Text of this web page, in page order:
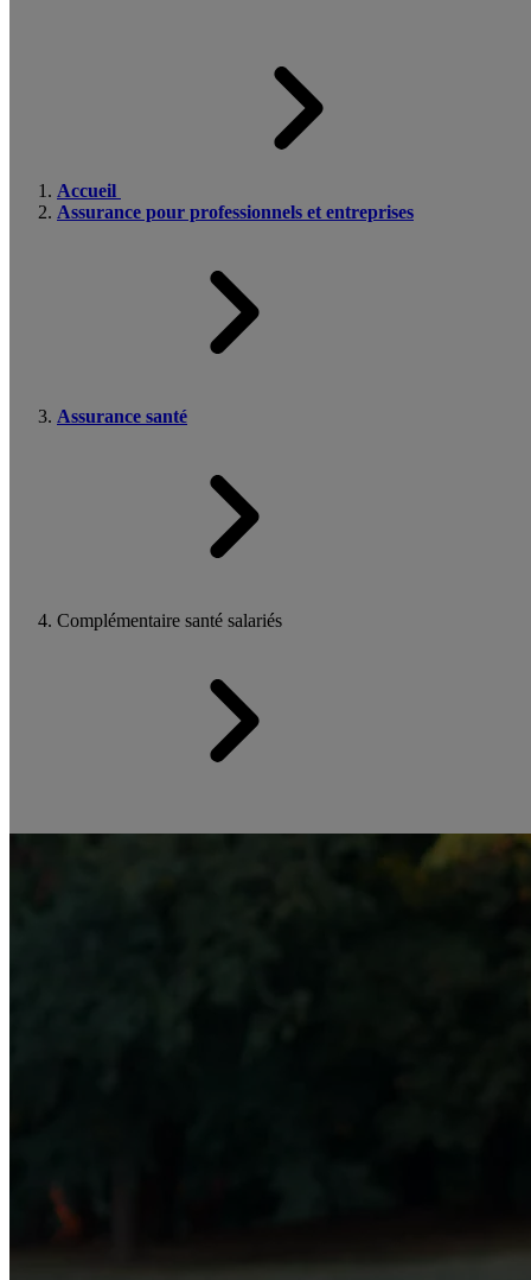
Accueil
Assurance pour professionnels et entreprises
Assurance santé
Complémentaire santé salariés